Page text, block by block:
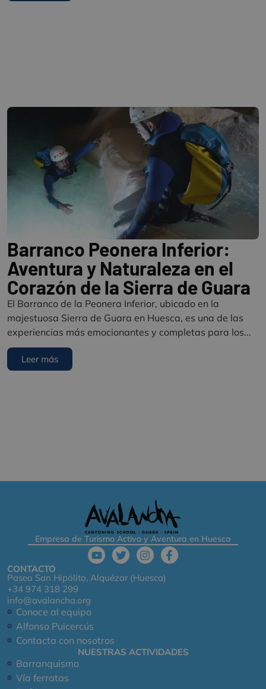
Barranco Peonera Inferior:
Aventura y Naturaleza en el
Corazón de la Sierra de Guara
El Barranco de la Peonera Inferior, ubicado en la
majestuosa Sierra de Guara en Huesca, es una de las
experiencias más emocionantes y completas para los...
Leer más
Empresa de Turismo Activo y Aventura en Huesca
CONTACTO
Paseo San Hipólito, Alquézar (Huesca)
+34 974 318 299
info@avalancha.org
Conoce al equipo
Alfonso Puicercús
Contacta con nosotros
NUESTRAS ACTIVIDADES
Barranquismo
Vía ferratas